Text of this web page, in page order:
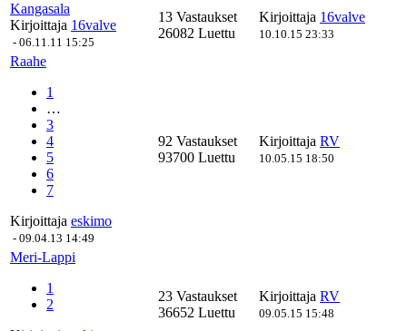
Kangasala
Kirjoittaja 16valve
- 06.11.11 15:25
13 Vastaukset
26082 Luettu
Kirjoittaja 16valve
10.10.15 23:33
Raahe
1
…
3
4
5
6
7
Kirjoittaja eskimo
- 09.04.13 14:49
92 Vastaukset
93700 Luettu
Kirjoittaja RV
10.05.15 18:50
Meri-Lappi
1
2
23 Vastaukset
36652 Luettu
Kirjoittaja RV
09.05.15 15:48